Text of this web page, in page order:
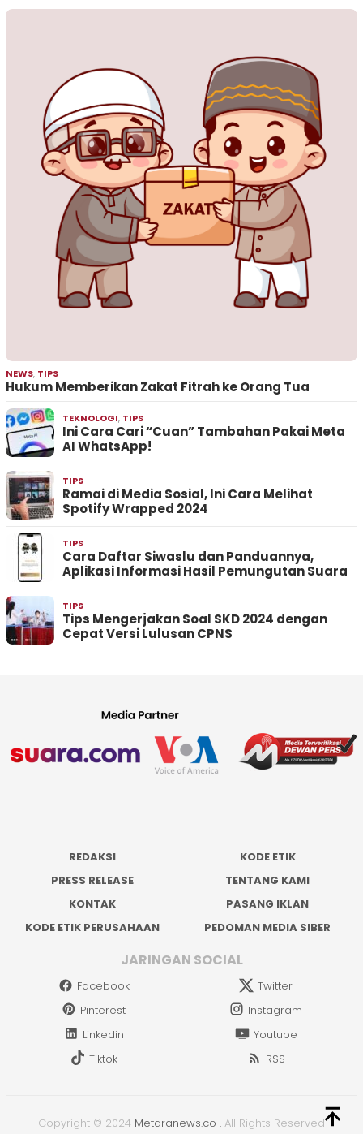
NEWS, TIPS
Hukum Memberikan Zakat Fitrah ke Orang Tua
TEKNOLOGI, TIPS
Ini Cara Cari “Cuan” Tambahan Pakai Meta
AI WhatsApp!
TIPS
Ramai di Media Sosial, Ini Cara Melihat
Spotify Wrapped 2024
TIPS
Cara Daftar Siwaslu dan Panduannya,
Aplikasi Informasi Hasil Pemungutan Suara
TIPS
Tips Mengerjakan Soal SKD 2024 dengan
Cepat Versi Lulusan CPNS
REDAKSI
KODE ETIK
PRESS RELEASE
TENTANG KAMI
KONTAK
PASANG IKLAN
KODE ETIK PERUSAHAAN
PEDOMAN MEDIA SIBER
JARINGAN SOCIAL
Facebook
Twitter
Pinterest
Instagram
Linkedin
Youtube
Tiktok
RSS
Copyright © 2024 Metaranews.co . All Rights Reserved